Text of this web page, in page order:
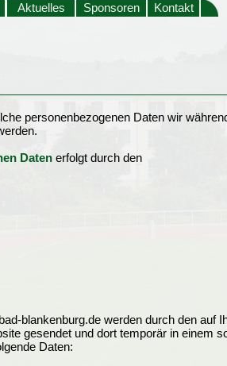
Aktuelles Sponsoren Kontakt
personenbezogenen Daten wir
Daten erfolgt durch den
blankenburg.de werden durch den auf
gesendet und dort temporär in einem
Daten: